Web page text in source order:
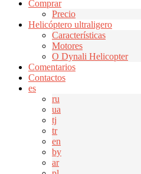
Comprar
Precio
Helicóptero ultraligero
Características
Motores
О Dynali Helicopter
Comentarios
Contactos
es
ru
ua
tj
tr
en
by
ar